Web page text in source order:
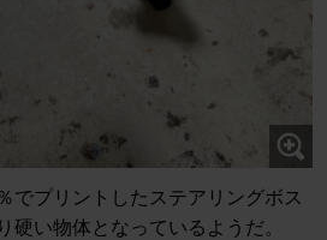
でプリントしたステアリングボス
硬い物体となっているようだ。